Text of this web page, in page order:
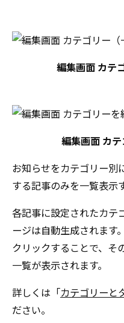
編集画面 カテ
編集画面 カ
お知らせをカテゴリー別
する記事のみを一覧表示
各記事に設定されたカテ
ージは自動生成されます
クリックすることで、そ
一覧が表示されます。
詳しくは「カテゴリーと
ださい。